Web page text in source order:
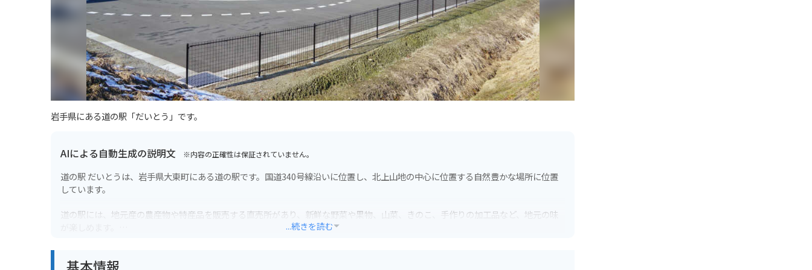
岩手県にある道の駅「だいとう」です。
AIによる自動生成の説明文 ※内容の正確性は保証されていません。
道の駅 だいとうは、岩手県大東町にある道の駅です。国道340号線沿いに位置し、北上山地の中心に位置する自然豊かな場所に位置
しています。
道の駅には、地元産の農産物や特産品を販売する直売所があり、新鮮な野菜や果物、山菜、きのこ、手作りの加工品など、地元の味
は、香りが高くコシが強いのが特徴で、そば好きにはぜひ味わっていただきたい一品です。また、地元産の食材をふんだんに使った
...続きを読む
基本情報